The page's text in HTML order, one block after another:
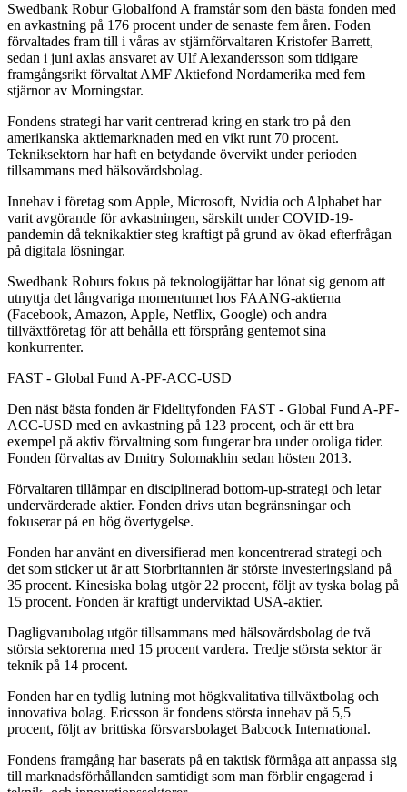
Swedbank Robur Globalfond A framstår som den bästa fonden med
en avkastning på 176 procent under de senaste fem åren. Foden
förvaltades fram till i våras av stjärnförvaltaren Kristofer Barrett,
sedan i juni axlas ansvaret av Ulf Alexandersson som tidigare
framgångsrikt förvaltat AMF Aktiefond Nordamerika med fem
stjärnor av Morningstar.
Fondens strategi har varit centrerad kring en stark tro på den
amerikanska aktiemarknaden med en vikt runt 70 procent.
Tekniksektorn har haft en betydande övervikt under perioden
tillsammans med hälsovårdsbolag.
Innehav i företag som Apple, Microsoft, Nvidia och Alphabet har
varit avgörande för avkastningen, särskilt under COVID-19-
pandemin då teknikaktier steg kraftigt på grund av ökad efterfrågan
på digitala lösningar.
Swedbank Roburs fokus på teknologijättar har lönat sig genom att
utnyttja det långvariga momentumet hos FAANG-aktierna
(Facebook, Amazon, Apple, Netflix, Google) och andra
tillväxtföretag för att behålla ett försprång gentemot sina
konkurrenter.
FAST - Global Fund A-PF-ACC-USD
Den näst bästa fonden är Fidelityfonden FAST - Global Fund A-PF-
ACC-USD med en avkastning på 123 procent, och är ett bra
exempel på aktiv förvaltning som fungerar bra under oroliga tider.
Fonden förvaltas av Dmitry Solomakhin sedan hösten 2013.
Förvaltaren tillämpar en disciplinerad bottom-up-strategi och letar
undervärderade aktier. Fonden drivs utan begränsningar och
fokuserar på en hög övertygelse.
Fonden har använt en diversifierad men koncentrerad strategi och
det som sticker ut är att Storbritannien är störste investeringsland på
35 procent. Kinesiska bolag utgör 22 procent, följt av tyska bolag på
15 procent. Fonden är kraftigt underviktad USA-aktier.
Dagligvarubolag utgör tillsammans med hälsovårdsbolag de två
största sektorerna med 15 procent vardera. Tredje största sektor är
teknik på 14 procent.
Fonden har en tydlig lutning mot högkvalitativa tillväxtbolag och
innovativa bolag. Ericsson är fondens största innehav på 5,5
procent, följt av brittiska försvarsbolaget Babcock International.
Fondens framgång har baserats på en taktisk förmåga att anpassa sig
till marknadsförhållanden samtidigt som man förblir engagerad i